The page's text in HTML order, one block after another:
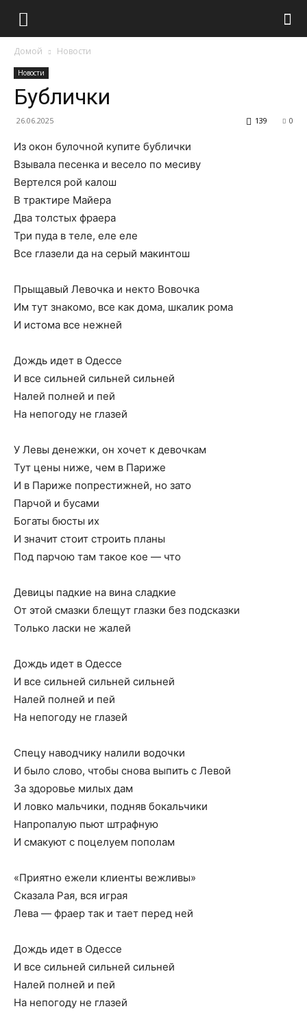
Домой Новости
Новости
Бублички
26.06.2025 0
139
Из окон булочной купите бублички
Взывала песенка и весело по месиву
Вертелся рой калош
В трактире Майера
Два толстых фраера
Три пуда в теле, еле еле
Все глазели да на серый макинтош
Прыщавый Левочка и некто Вовочка
Им тут знакомо, все как дома, шкалик рома
И истома все нежней
Дождь идет в Одессе
И все сильней сильней сильней
Налей полней и пей
На непогоду не глазей
У Левы денежки, он хочет к девочкам
Тут цены ниже, чем в Париже
И в Париже попрестижней, но зато
Парчой и бусами
Богаты бюсты их
И значит стоит строить планы
Под парчою там такое кое — что
Девицы падкие на вина сладкие
От этой смазки блещут глазки без подсказки
Только ласки не жалей
Дождь идет в Одессе
И все сильней сильней сильней
Налей полней и пей
На непогоду не глазей
Спецу наводчику налили водочки
И было слово, чтобы снова выпить с Левой
За здоровье милых дам
И ловко мальчики, подняв бокальчики
Напропалую пьют штрафную
И смакуют с поцелуем пополам
«Приятно ежели клиенты вежливы»
Сказала Рая, вся играя
Лева — фраер так и тает перед ней
Дождь идет в Одессе
И все сильней сильней сильней
Налей полней и пей
На непогоду не глазей